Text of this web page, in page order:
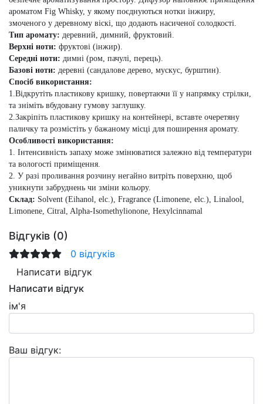
ароматом Fig Whisky, у якому поєднуються нотки інжиру,
змоченого у деревному віскі, що додають насиченої солодкості.
Тип аромату: деревний, димний, фруктовий.
Верхні ноти: фруктові (інжир).
Середні ноти: димні (ром, пачулі, перець).
Базові ноти: деревні (сандалове дерево, мускус, бурштин).
Спосіб використання:
1.Відкрутіть пластикову кришку, повертаючи її у напрямку стрілки,
та зніміть вбудовану гумову заглушку.
2.Закріпіть пластикову кришку на контейнері, вставте очеретяну
паличку та розмістіть у бажаному місці для поширення аромату.
Особливості використання:
1. Інтенсивність запаху може змінюватися залежно від температури
та вологості приміщення.
2. У разі проливання розчину негайно витріть поверхню, щоб
уникнути забруднень чи зміни кольору.
Cклад: Solvent (Eihanol, elc.), Fragrance (Limonene, elc.), Linalool,
Limonene, Citral, Alpha-Isomethylionone, Hexylcinnamal
Відгуків (0)
0 відгуків
Написати відгук
Написати відгук
ім'я
Ваш відгук: